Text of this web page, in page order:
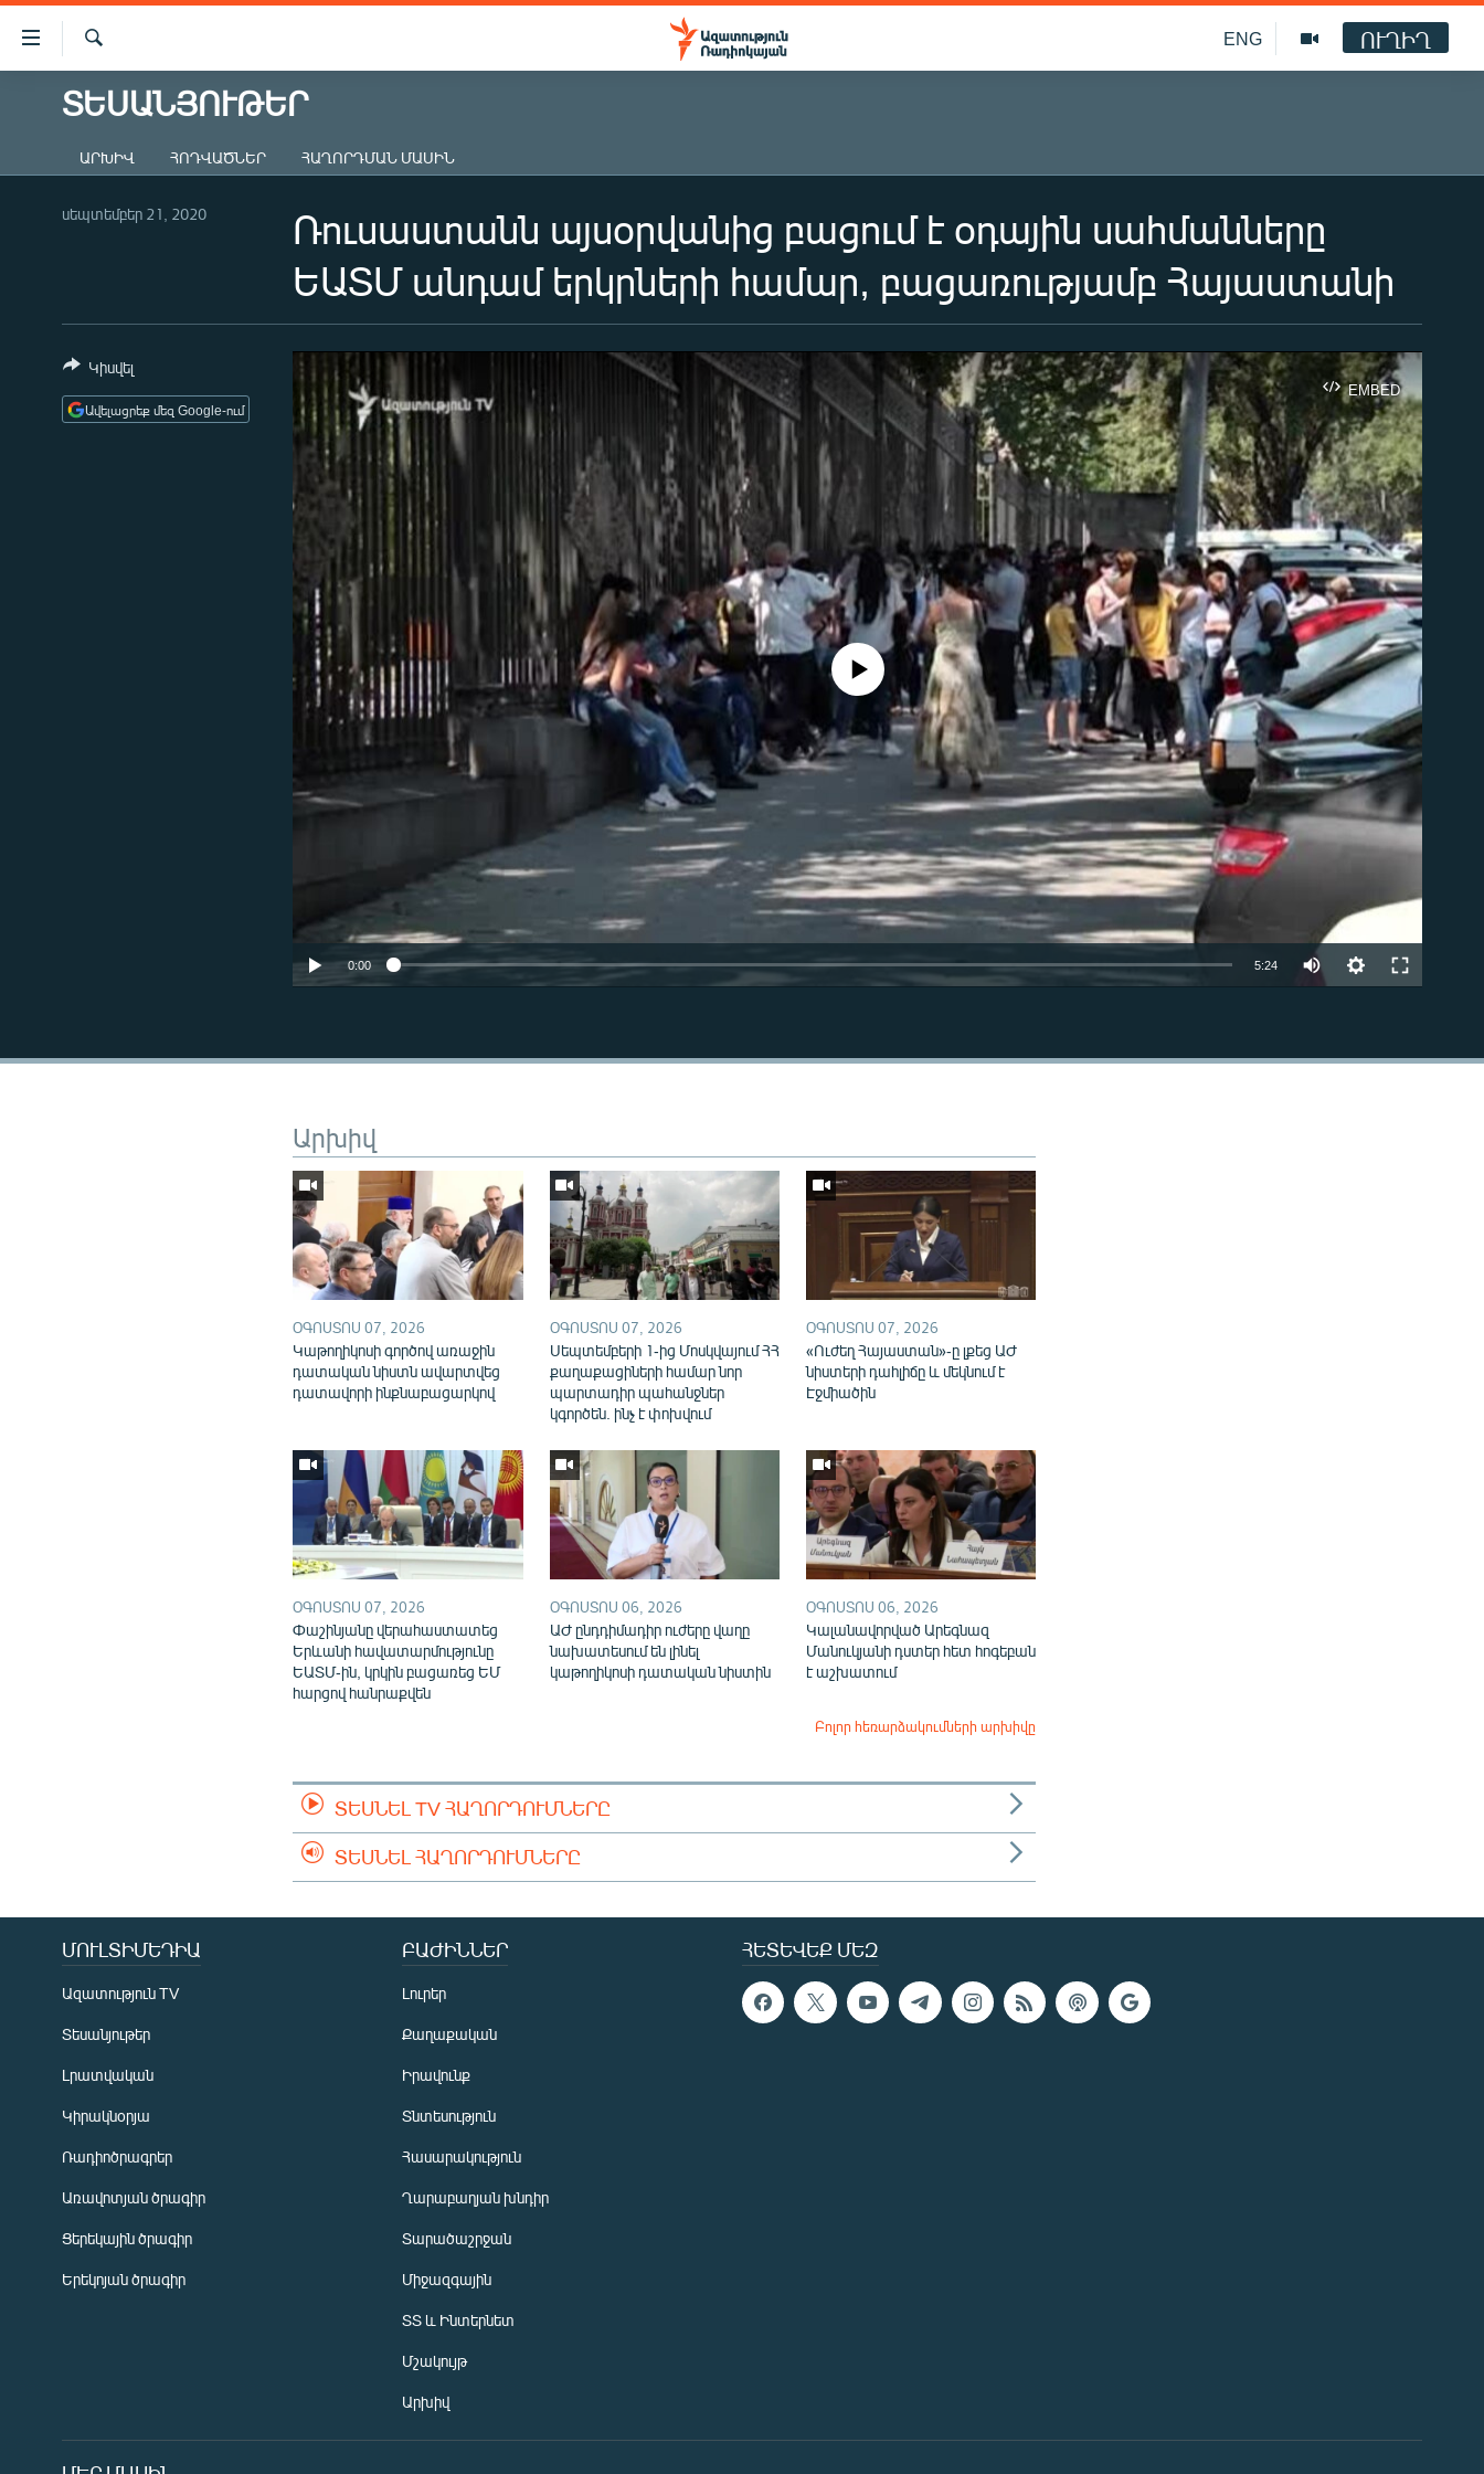
Մատչելիության
հղումներ
հիմնական
մենյուին
ԱԶԱՏՈՒԹՅՈՒՆ TV
ՔԱՂԱՔԱԿԱՆ
ԸՆՏՐՈՒԹՅՈՒՆՆԵՐ 2026
ՂԱՐԱԲԱՂ
ՊԱՏԵՐԱԶՄԻ 6 ՇԱԲԱԹՆԵՐԸ
ENG ՈՒՂԻՂ
ՏԵՍԱՆՅՈՒԹԵՐ
ԱՐԽԻՎ ՀՈԴՎԱԾՆԵՐ ՀԱՂՈՐԴՄԱՆ ՄԱՍԻՆ
Ռուսաստանն այսօրվանից բացում է օդային սահմանները
ԵԱՏՄ անդամ երկրների համար, բացառությամբ Հայաստանի
սեպտեմբեր 21, 2020
EMBED
Auto 240p 360p
720p
No media source currently available
0:00 5:24
Կիսվել
Ավելացրեք մեզ Google-ում
Արխիվ
ՕԳՈՍՏՈՍ 07, 2026
Կաթողիկոսի գործով առաջին
դատական նիստն ավարտվեց
դատավորի ինքնաբացարկով
ՕԳՈՍՏՈՍ 07, 2026
Սեպտեմբերի 1-ից Մոսկվայում ՀՀ
քաղաքացիների համար նոր
պարտադիր պահանջներ
կգործեն. ինչ է փոխվում
ՕԳՈՍՏՈՍ 07, 2026
«Ուժեղ Հայաստան»-ը լքեց ԱԺ
նիստերի դահլիճը և մեկնում է
Էջմիածին
ՕԳՈՍՏՈՍ 07, 2026
Փաշինյանը վերահաստատեց
Երևանի հավատարմությունը
ԵԱՏՄ-ին, կրկին բացառեց ԵՄ
հարցով հանրաքվեն
ՕԳՈՍՏՈՍ 06, 2026
ԱԺ ընդդիմադիր ուժերը վաղը
նախատեսում են լինել
կաթողիկոսի դատական նիստին
ՕԳՈՍՏՈՍ 06, 2026
Կալանավորված Արեգնազ
Մանուկյանի դստեր հետ հոգեբան
է աշխատում
Բոլոր հեռարձակումների արխիվը
ՏԵՍՆԵԼ TV ՀԱՂՈՐԴՈՒՄՆԵՐԸ
ՏԵՍՆԵԼ ՀԱՂՈՐԴՈՒՄՆԵՐԸ
ՀԵՏԵՎԵՔ ՄԵԶ
ՄՈՒԼՏԻՄԵԴԻԱ
Ազատություն TV
Տեսանյութեր
Լրատվական
Կիրակնօրյա
Ռադիոծրագրեր
Առավոտյան ծրագիր
Ցերեկային ծրագիր
Երեկոյան ծրագիր
ԲԱԺԻՆՆԵՐ
Լուրեր
Քաղաքական
Իրավունք
Տնտեսություն
Հասարակություն
Ղարաբաղյան խնդիր
Տարածաշրջան
Միջազգային
ՏՏ և Ինտերնետ
Մշակույթ
Արխիվ